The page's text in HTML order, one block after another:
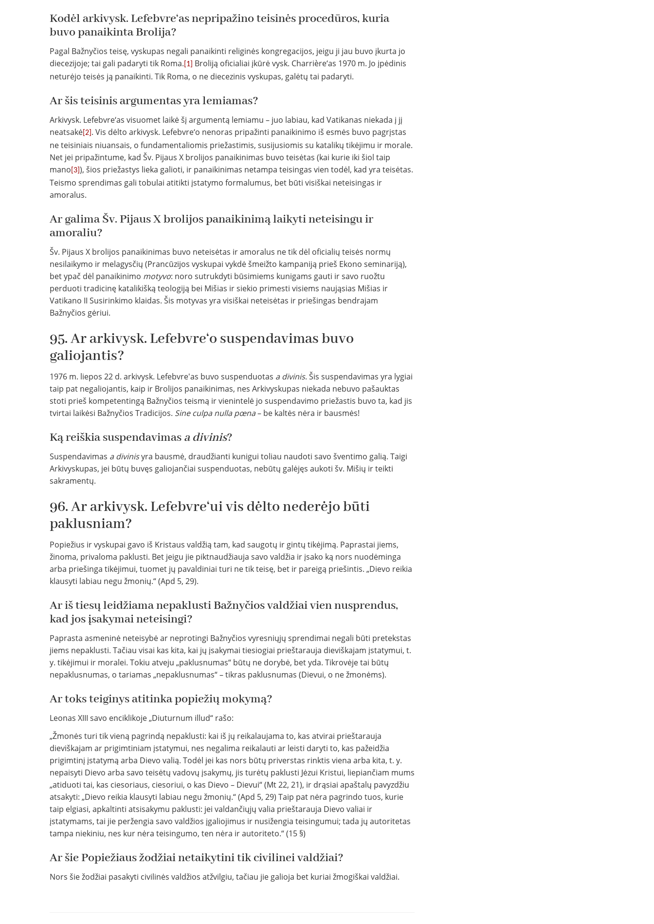
Kodėl arkivysk. Lefebvre‘as nepripažino teisinės procedūros, kuria
buvo panaikinta Brolija?
Pagal Bažnyčios teisę, vyskupas negali panaikinti religinės kongregacijos, jeigu ji jau buvo įkurta jo
diecezijoje; tai gali padaryti tik Roma. [1]
Broliją oficialiai įkūrė vysk. Charrière‘as 1970 m. Jo įpėdinis
neturėjo teisės ją panaikinti. Tik Roma, o ne diecezinis vyskupas, galėtų tai padaryti.
Ar šis teisinis argumentas yra lemiamas?
Arkivysk. Lefebvre‘as visuomet laikė šį argumentą lemiamu – juo labiau, kad Vatikanas niekada į jį
neatsakė [2] . Vis dėlto arkivysk. Lefebvre‘o nenoras pripažinti panaikinimo iš esmės buvo pagrįstas
ne teisiniais niuansais, o fundamentaliomis priežastimis, susijusiomis su katalikų tikėjimu ir morale.
Net jei pripažintume, kad Šv. Pijaus X brolijos panaikinimas buvo teisėtas (kai kurie iki šiol taip
mano [3] ), šios priežastys lieka galioti, ir panaikinimas netampa teisingas vien todėl, kad yra teisėtas.
Teismo sprendimas gali tobulai atitikti įstatymo formalumus, bet būti visiškai neteisingas ir
amoralus.
Ar galima Šv. Pijaus X brolijos panaikinimą laikyti neteisingu ir
amoraliu?
Šv. Pijaus X brolijos panaikinimas buvo neteisėtas ir amoralus ne tik dėl oficialių teisės normų
nesilaikymo ir melagysčių (Prancūzijos vyskupai vykdė šmeižto kampaniją prieš Ekono seminariją),
bet ypač dėl panaikinimo motyvo: noro sutrukdyti būsimiems kunigams gauti ir savo ruožtu
perduoti tradicinę katalikišką teologiją bei Mišias ir siekio primesti visiems naująsias Mišias ir
Vatikano II Susirinkimo klaidas. Šis motyvas yra visiškai neteisėtas ir priešingas bendrajam
Bažnyčios gėriui.
95. Ar arkivysk. Lefebvre‘o suspendavimas buvo
galiojantis?
1976 m. liepos 22 d. arkivysk. Lefebvre'as buvo suspenduotas a divinis. Šis suspendavimas yra lygiai
taip pat negaliojantis, kaip ir Brolijos panaikinimas, nes Arkivyskupas niekada nebuvo pašauktas
stoti prieš kompetentingą Bažnyčios teismą ir vienintelė jo suspendavimo priežastis buvo ta, kad jis
tvirtai laikėsi Bažnyčios Tradicijos. Sine culpa nulla pœna– be kaltės nėra ir bausmės!
Ką reiškia suspendavimasa divinis?
Suspendavimas a divinisyra bausmė, draudžianti kunigui toliau naudoti savo šventimo galią. Taigi
Arkivyskupas, jei būtų buvęs galiojančiai suspenduotas, nebūtų galėjęs aukoti šv. Mišių ir teikti
sakramentų.
96. Ar arkivysk. Lefebvre‘ui vis dėlto nederėjo būti
paklusniam?
Popiežius ir vyskupai gavo iš Kristaus valdžią tam, kad saugotų ir gintų tikėjimą. Paprastai jiems,
žinoma, privaloma paklusti. Bet jeigu jie piktnaudžiauja savo valdžia ir įsako ką nors nuodėminga
arba priešinga tikėjimui, tuomet jų pavaldiniai turi ne tik teisę, bet ir pareigą priešintis. „Dievo reikia
klausyti labiau negu žmonių.“ (Apd 5, 29).
Ar iš tiesų leidžiama nepaklusti Bažnyčios valdžiai vien nusprendus,
kad jos įsakymai neteisingi?
Paprasta asmeninė neteisybė ar neprotingi Bažnyčios vyresniųjų sprendimai negali būti pretekstas
jiems nepaklusti. Tačiau visai kas kita, kai jų įsakymai tiesiogiai prieštarauja dieviškajam įstatymui, t.
y. tikėjimui ir moralei. Tokiu atveju „paklusnumas“ būtų ne dorybė, bet yda. Tikrovėje tai būtų
nepaklusnumas, o tariamas „nepaklusnumas“ – tikras paklusnumas (Dievui, o ne žmonėms).
Ar toks teiginys atitinka popiežių mokymą?
Leonas XIII savo enciklikoje „Diuturnum illud“ rašo:
„Žmonės turi tik vieną pagrindą nepaklusti: kai iš jų reikalaujama to, kas atvirai prieštarauja
dieviškajam ar prigimtiniam įstatymui, nes negalima reikalauti ar leisti daryti to, kas pažeidžia
prigimtinį įstatymą arba Dievo valią. Todėl jei kas nors būtų priverstas rinktis viena arba kita, t. y.
nepaisyti Dievo arba savo teisėtų vadovų įsakymų, jis turėtų paklusti Jėzui Kristui, liepiančiam mums
„atiduoti tai, kas ciesoriaus, ciesoriui, o kas Dievo – Dievui“ (Mt 22, 21), ir drąsiai apaštalų pavyzdžiu
atsakyti: „Dievo reikia klausyti labiau negu žmonių.“ (Apd 5, 29) Taip pat nėra pagrindo tuos, kurie
taip elgiasi, apkaltinti atsisakymu paklusti: jei valdančiųjų valia prieštarauja Dievo valiai ir
įstatymams, tai jie peržengia savo valdžios įgaliojimus ir nusižengia teisingumui; tada jų autoritetas
tampa niekiniu, nes kur nėra teisingumo, ten nėra ir autoriteto.“ (15 §)
Ar šie Popiežiaus žodžiai netaikytini tik civilinei valdžiai?
Nors šie žodžiai pasakyti civilinės valdžios atžvilgiu, tačiau jie galioja bet kuriai žmogiškai valdžiai.